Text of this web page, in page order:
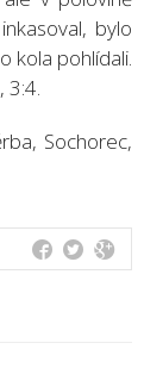
bylo
kola pohlídali.
3:4.
Sochorec,